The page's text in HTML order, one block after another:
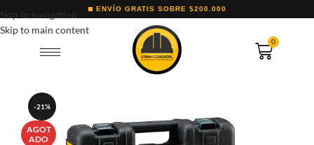
Skip to navigation
Skip to main content
ENVÍO GRATIS SOBRE $200.000
0
-21%
AGOT
ADO